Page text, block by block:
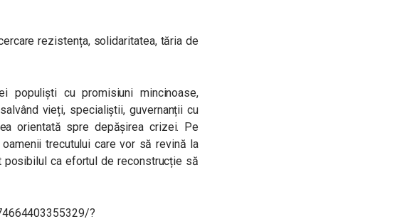
rezistența, solidaritatea, tăria de
populiști cu promisiuni mincinoase,
vieți, specialiștii, guvernanții cu
orientată spre depășirea crizei. Pe
trecutului care vor să revină la
ca efortul de reconstrucție să
?